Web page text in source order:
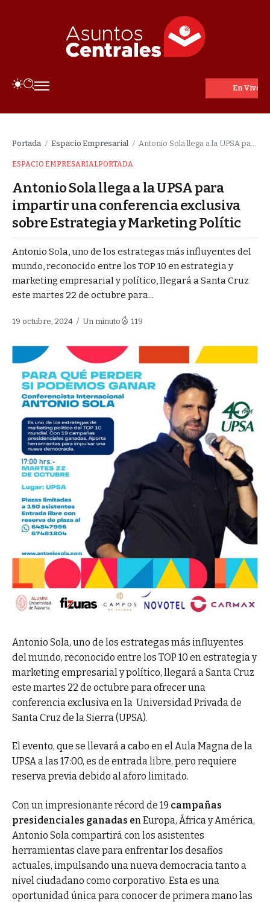
Portada / Espacio Empresarial / Antonio Sola llega a la UPSA para impartir una conferencia exclusiva sobre Estrategia y Marketing Polític
ESPACIO EMPRESARIALPORTADA
Antonio Sola llega a la UPSA para
impartir una conferencia exclusiva
sobre Estrategia y Marketing Polític
Antonio Sola, uno de los estrategas más influyentes del
mundo, reconocido entre los TOP 10 en estrategia y
marketing empresarial y político, llegará a Santa Cruz
este martes 22 de octubre para...
19 octubre, 2024 Un minuto 119
Antonio Sola, uno de los estrategas más influyentes
del mundo, reconocido entre los TOP 10 en estrategia y
marketing empresarial y político, llegará a Santa Cruz
este martes 22 de octubre para ofrecer una
conferencia exclusiva en la Universidad Privada de
Santa Cruz de la Sierra (UPSA).
El evento, que se llevará a cabo en el Aula Magna de la
UPSA a las 17:00, es de entrada libre, pero requiere
reserva previa debido al aforo limitado.
Con un impresionante récord de 19 campañas
presidenciales ganadas en Europa, África y América,
Antonio Sola compartirá con los asistentes
herramientas clave para enfrentar los desafíos
actuales, impulsando una nueva democracia tanto a
nivel ciudadano como corporativo. Esta es una
oportunidad única para conocer de primera mano las